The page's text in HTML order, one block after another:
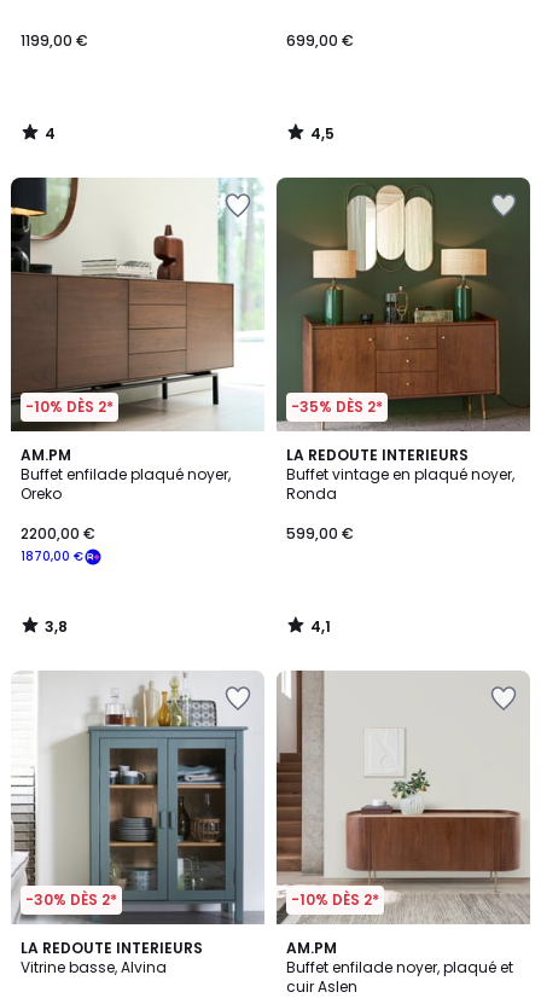
1199,00 €
4
/
699,00 €
4,5
/
-10% DÈS 2*
AM.PM
Buffet enfilade plaqué noyer,
Oreko
1870,00 €
2200,00 €
3,8
/ 5
3,8
/
-35% DÈS 2*
LA REDOUTE INTERIEURS
Buffet vintage en plaqué noyer,
Ronda
599,00 €
4,1
/ 5
4,1
/
-30% DÈS 2*
LA REDOUTE INTERIEURS
Vitrine basse, Alvina
4,5
/ 5
-10% DÈS 2*
AM.PM
Buffet enfilade noyer, plaqué et
cuir Aslen
3,8
/ 5